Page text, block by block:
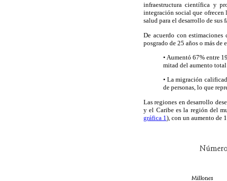
infraestructura científica y
integración social que ofrecen
salud para el desarrollo de
De acuerdo con
posgrado de 25 años o más
• Aumentó 67% entre
mitad del aumento total
• La migración
de personas, lo que
Las regiones en desarrollo
y el Caribe es la región del
gráfica 1), con un aumento de